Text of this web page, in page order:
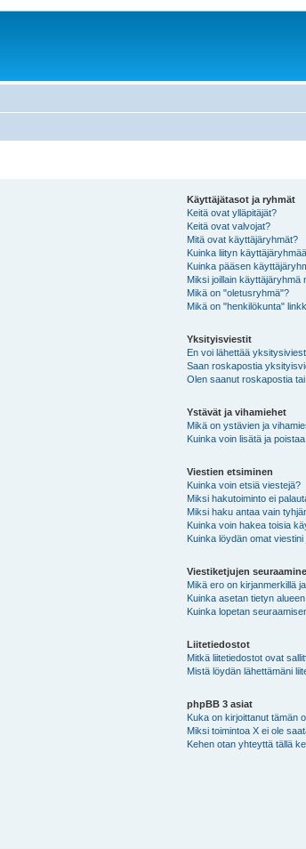
Käyttäjätasot ja ryhmät
Keitä ovat ylläpitäjät?
Keitä ovat valvojat?
Mitä ovat käyttäjäryhmät?
Kuinka liityn
Kuinka pääsen
Miksi joillain käyttäjäryhmä
Mikä on "oletusryhmä"?
Mikä on "henkilökunta"
Yksityisviestit
En voi lähettää
Saan roskapostia
Olen saanut roskapostia
Ystävät ja vihamiehet
Mikä on ystävien ja
Kuinka voin lisätä ja
Viestien etsiminen
Kuinka voin etsiä viestejä?
Miksi hakutoiminto ei
Miksi haku antaa vain
Kuinka voin hakea toisia
Kuinka löydän omat
Viestiketjujen
Mikä ero on kirjanmerkillä
Kuinka asetan tietyn
Kuinka lopetan
Liitetiedostot
Mitkä liitetiedostot ovat
Mistä löydän lähettämäni
phpBB 3 asiat
Kuka on kirjoittanut tämän
Miksi toimintoa X ei ole
Kehen otan yhteyttä tällä